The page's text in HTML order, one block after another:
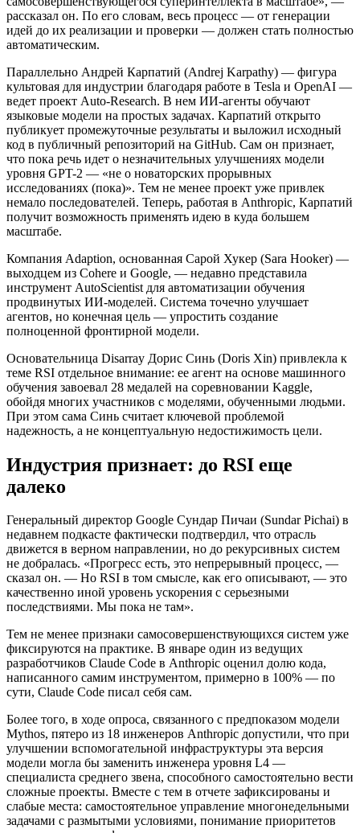
рассказал он. По его словам, весь процесс — от генерации
идей до их реализации и проверки — должен стать полностью
автоматическим.
Параллельно Андрей Карпатий (Andrej Karpathy) — фигура
культовая для индустрии благодаря работе в Tesla и OpenAI —
ведет проект Auto-Research. В нем ИИ-агенты обучают
языковые модели на простых задачах. Карпатий открыто
публикует промежуточные результаты и выложил исходный
код в публичный репозиторий на GitHub. Сам он признает,
что пока речь идет о незначительных улучшениях модели
уровня GPT-2 — «не о новаторских прорывных
исследованиях (пока)». Тем не менее проект уже привлек
немало последователей. Теперь, работая в Anthropic, Карпатий
получит возможность применять идею в куда большем
масштабе.
Компания Adaption, основанная Сарой Хукер (Sara Hooker) —
выходцем из Cohere и Google, — недавно представила
инструмент AutoScientist для автоматизации обучения
продвинутых ИИ-моделей. Система точечно улучшает
агентов, но конечная цель — упростить создание
полноценной фронтирной модели.
Основательница Disarray Дорис Синь (Doris Xin) привлекла к
теме RSI отдельное внимание: ее агент на основе машинного
обучения завоевал 28 медалей на соревновании Kaggle,
обойдя многих участников с моделями, обученными людьми.
При этом сама Синь считает ключевой проблемой
надежность, а не концептуальную недостижимость цели.
Индустрия признает: до RSI еще
далеко
Генеральный директор Google Сундар Пичаи (Sundar Pichai) в
недавнем подкасте фактически подтвердил, что отрасль
движется в верном направлении, но до рекурсивных систем
не добралась. «Прогресс есть, это непрерывный процесс, —
сказал он. — Но RSI в том смысле, как его описывают, — это
качественно иной уровень ускорения с серьезными
последствиями. Мы пока не там».
Тем не менее признаки самосовершенствующихся систем уже
фиксируются на практике. В январе один из ведущих
разработчиков Claude Code в Anthropic оценил долю кода,
написанного самим инструментом, примерно в 100% — по
сути, Claude Code писал себя сам.
Более того, в ходе опроса, связанного с предпоказом модели
Mythos, пятеро из 18 инженеров Anthropic допустили, что при
улучшении вспомогательной инфраструктуры эта версия
модели могла бы заменить инженера уровня L4 —
специалиста среднего звена, способного самостоятельно вести
сложные проекты. Вместе с тем в отчете зафиксированы и
слабые места: самостоятельное управление многонедельными
задачами с размытыми условиями, понимание приоритетов